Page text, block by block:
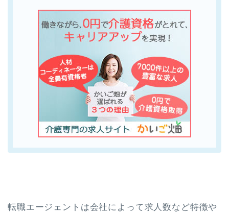
転職エージェントは会社によって求人数など特徴や